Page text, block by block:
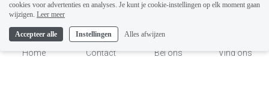
Home Contact Bel ons Vind ons
cookies voor advertenties en analyses. Je kunt je cookie-instellingen op elk moment gaan
wijzigen. Leer meer
Accepteer alle Instellingen Alles afwijzen